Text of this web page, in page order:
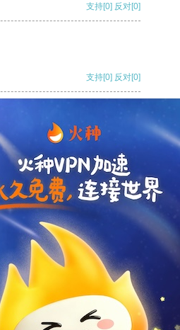
支持[0] 反对[0]
支持[0] 反对[0]
反对
反对[0]